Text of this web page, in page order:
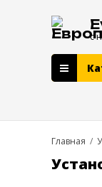
с
Главная /